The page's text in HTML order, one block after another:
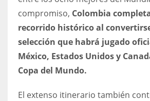
compromiso, Colombia
recorrido histórico al
selección que habrá jugado
México, Estados Unidos y
Copa del Mundo.
El extenso itinerario también